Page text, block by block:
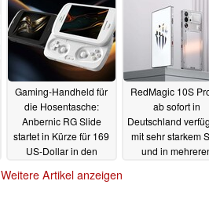
Gaming-Handheld für
die Hosentasche:
Anbernic RG Slide
startet in Kürze für 169
US-Dollar in den
RedMagic 10S
ab sofort in
Deutschland
mit sehr starkem
und in
Weitere Artikel anzeigen